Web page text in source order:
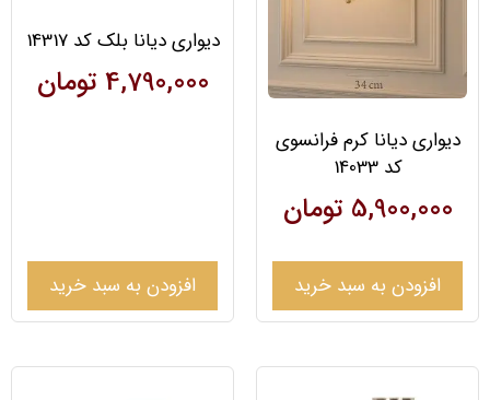
دیواری دیانا کرم فرانسوی
کد 14033
5,900,000 تومان
افزودن به سبد خرید
دیواری دیانا بلک کد 14317
4,790,000 تومان
افزودن به سبد خرید